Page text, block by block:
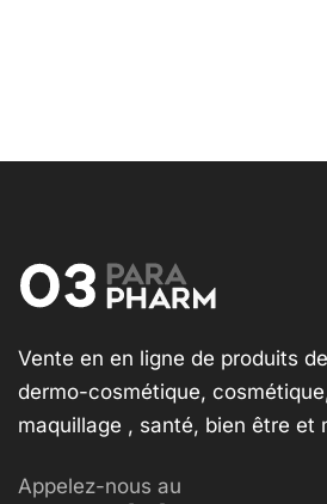
Vente en en ligne de produits
dermo-cosmétique,
maquillage , santé, bien être et
Appelez-nous au